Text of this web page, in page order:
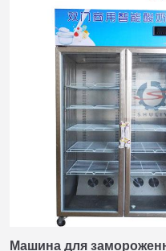
Машина для